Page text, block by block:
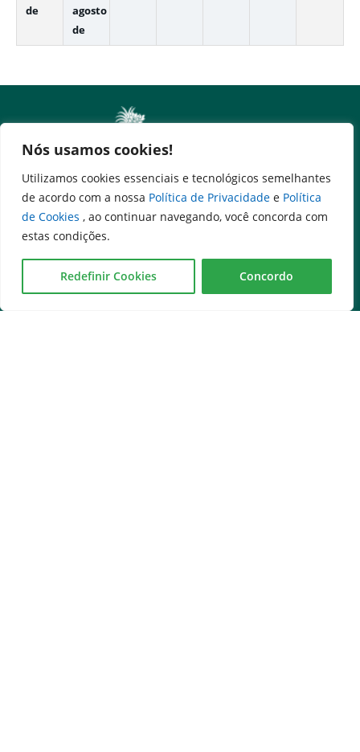
Nós usamos cookies!
Utilizamos cookies essenciais e tecnológicos semelhantes
de acordo com a nossa Política de Privacidade e Política
de Cookies , ao continuar navegando, você concorda com
estas condições.
Redefinir Cookies Concordo
de
agosto
de
Governo na palma da mão